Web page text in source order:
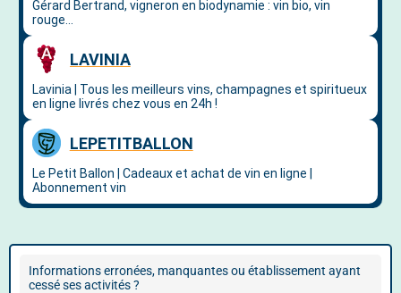
Informations erronées, manquantes ou établissement ayant
cessé ses activités ?